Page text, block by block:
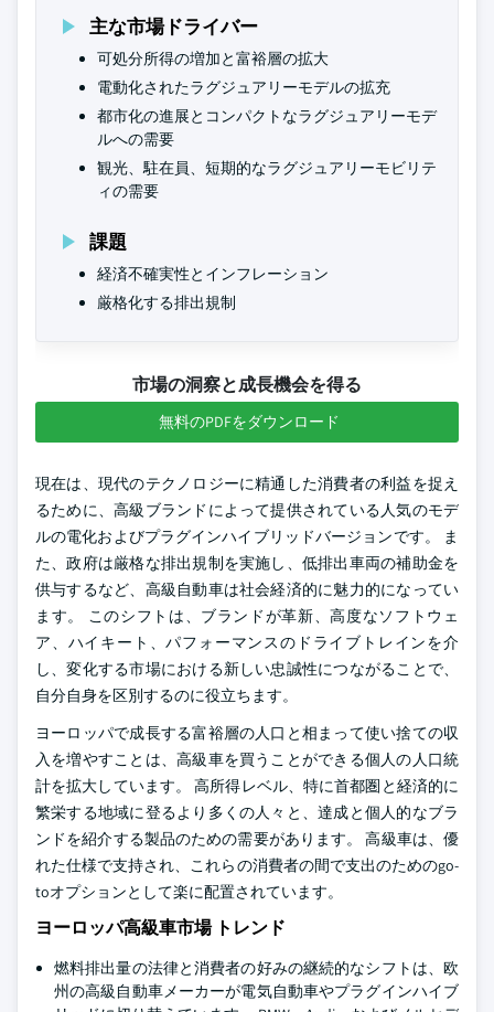
主な市場ドライバー
可処分所得の増加と富裕層の拡大
電動化されたラグジュアリーモデルの拡充
都市化の進展とコンパクトなラグジュアリーモデ
ルへの需要
観光、駐在員、短期的なラグジュアリーモビリテ
ィの需要
課題
経済不確実性とインフレーション
厳格化する排出規制
市場の洞察と成長機会を得る
無料のPDFをダウンロード
現在は、現代のテクノロジーに精通した消費者の利益を捉え
るために、高級ブランドによって提供されている人気のモデ
ルの電化およびプラグインハイブリッドバージョンです。 ま
た、政府は厳格な排出規制を実施し、低排出車両の補助金を
供与するなど、高級自動車は社会経済的に魅力的になってい
ます。 このシフトは、ブランドが革新、高度なソフトウェ
ア、ハイキート、パフォーマンスのドライブトレインを介
し、変化する市場における新しい忠誠性につながることで、
自分自身を区別するのに役立ちます。
ヨーロッパで成長する富裕層の人口と相まって使い捨ての収
入を増やすことは、高級車を買うことができる個人の人口統
計を拡大しています。 高所得レベル、特に首都圏と経済的に
繁栄する地域に登るより多くの人々と、達成と個人的なブラ
ンドを紹介する製品のための需要があります。 高級車は、優
れた仕様で支持され、これらの消費者の間で支出のためのgo-
toオプションとして楽に配置されています。
ヨーロッパ高級車市場 トレンド
燃料排出量の法律と消費者の好みの継続的なシフトは、欧
州の高級自動車メーカーが電気自動車やプラグインハイブ